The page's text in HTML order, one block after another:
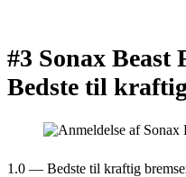
#3 Sonax Beast
Bedste til
1.0 — Bedste til kraftig